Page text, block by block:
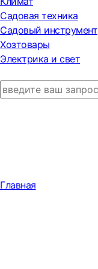
Садовая техника
Садовый инструмент
Хозтовары
Электрика и свет
Главная